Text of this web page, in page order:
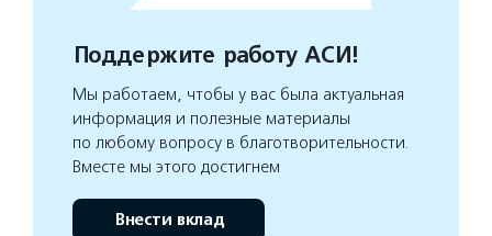
Поддержите работу АСИ!
Мы работаем, чтобы у вас была актуальная
информация и полезные материалы
по любому вопросу в благотворительности.
Вместе мы этого достигнем
Внести вклад